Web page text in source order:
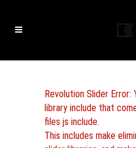
Revolution Slider Error:
library include that
files js include.
This includes make